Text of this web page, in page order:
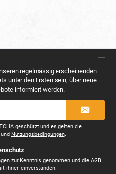
regelmässig erscheinenden
unter den Ersten sein, über neue
informiert werden.
geschützt und es gelten die
Nutzungsbedingungen.
zur Kenntnis genommen und die AGB
ihnen einverstanden.